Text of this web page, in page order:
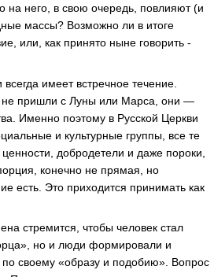
на него, в свою очередь, повлияют (и
массы? Возможно ли в итоге
или, как принято ныне говорить -
имеет встречное течение.
не пришли с Луны или Марса, они —
Именно поэтому в Русской Церкви
и культурные группы, все те
добродетели и даже пороки,
конечно не прямая, но
есть. Это приходится принимать как
стремится, чтобы человек стал
но и люди формировали и
своему «образу и подобию». Вопрос